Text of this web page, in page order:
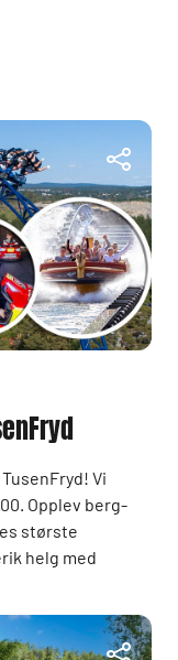
Vi
Opplev berg-
største
helg med